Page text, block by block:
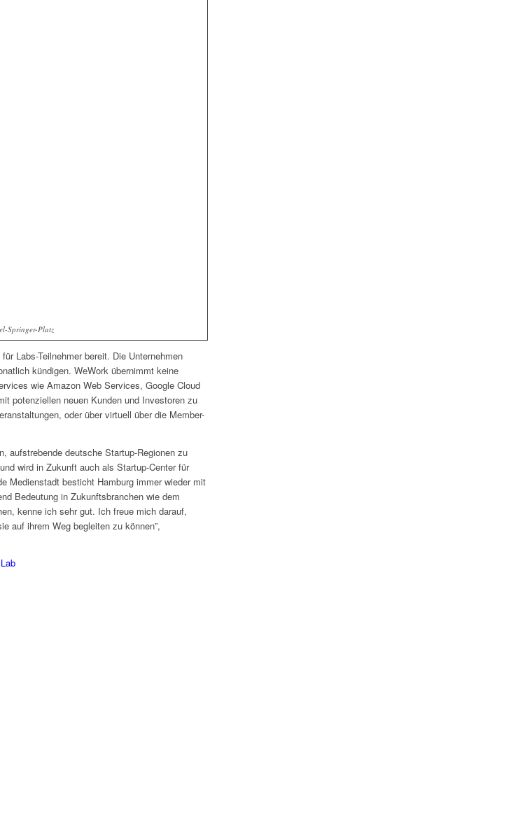
Springer-Platz
Labs-Teilnehmer bereit. Die Unternehmen
kündigen. WeWork übernimmt keine
wie Amazon Web Services, Google Cloud
potenziellen neuen Kunden und Investoren zu
oder über virtuell über die Member-
aufstrebende deutsche Startup-Regionen zu
wird in Zukunft auch als Startup-Center für
Medienstadt besticht Hamburg immer wieder mit
Bedeutung in Zukunftsbranchen wie dem
kenne ich sehr gut. Ich freue mich darauf,
auf ihrem Weg begleiten zu können”,